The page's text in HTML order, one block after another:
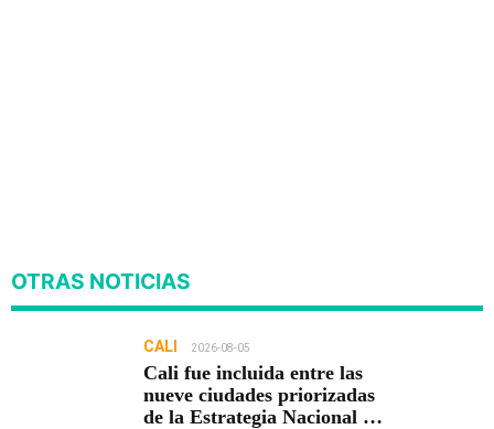
OTRAS NOTICIAS
CALI 2026-08-05
Cali fue incluida entre las
nueve ciudades priorizadas
de la Estrategia Nacional de